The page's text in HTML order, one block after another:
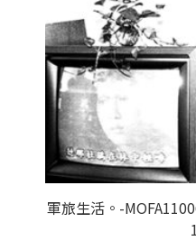
軍旅生活。-